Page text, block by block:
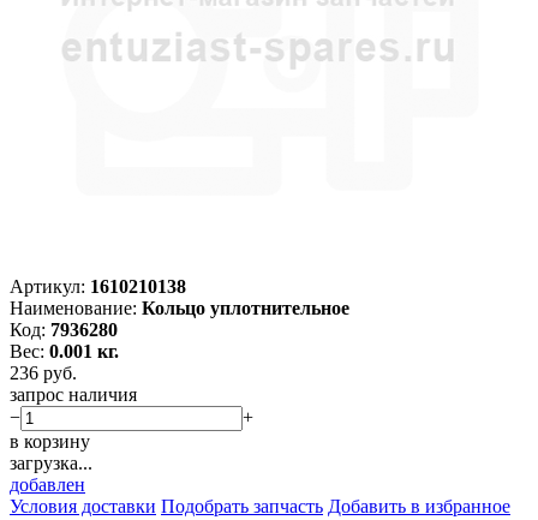
Артикул: 1610210138
Наименование: Кольцо уплотнительное
Код: 7936280
Вес: 0.001 кг.
236 руб.
запрос наличия
−
+
в корзину
загрузка...
добавлен
Условия доставки Подобрать запчасть Добавить в избранное